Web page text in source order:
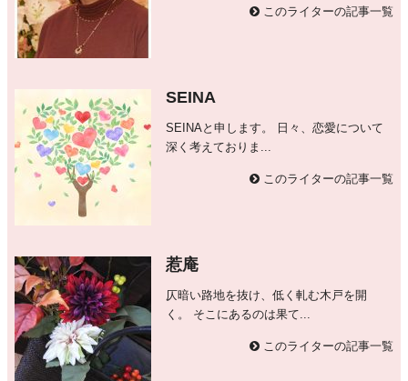
このライターの記事一覧
SEINA
SEINAと申します。 日々、恋愛について
深く考えておりま...
このライターの記事一覧
惹庵
仄暗い路地を抜け、低く軋む木戸を開
く。 そこにあるのは果て...
このライターの記事一覧